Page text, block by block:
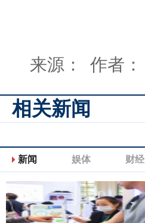
来源： 作者：
相关新闻
新闻 娱体 财经